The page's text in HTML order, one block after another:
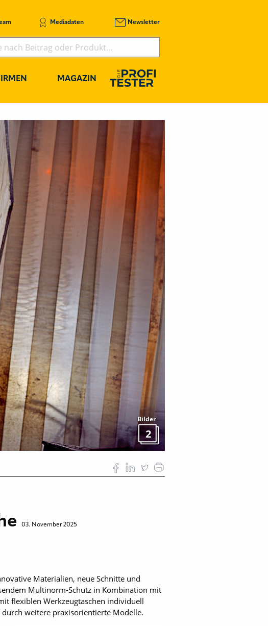
Mediadaten Newsletter
MAGAZIN
Bilder
2
03. November 2025
Materialien, neue Schnitte und
Multinorm-Schutz in Kombination mit
flexiblen Werkzeugtaschen individuell
weitere praxisorientierte Modelle.